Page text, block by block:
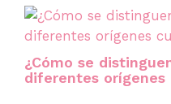
¿Cómo se
diferentes orígenes